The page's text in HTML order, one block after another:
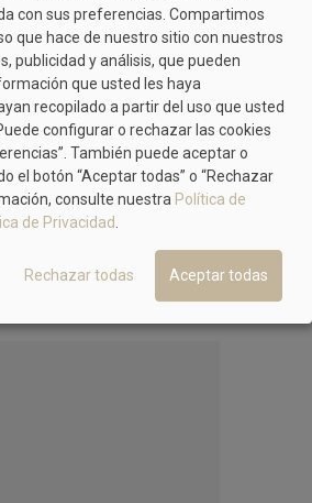
PIKOLINOS
Mujer Pikolinos W3C-9632
Puertollano
189,95 €
DE BRYAN
EN EL MISMO COLOR
con sus preferencias. Compartimos
que hace de nuestro sitio con nuestros
publicidad y análisis, que pueden
que usted les haya
recopilado a partir del uso que usted
configurar o rechazar las cookies
También puede aceptar o
el botón “Aceptar todas” o “Rechazar
consulte nuestra Política de
de Privacidad.
Rechazar todas Aceptar todas